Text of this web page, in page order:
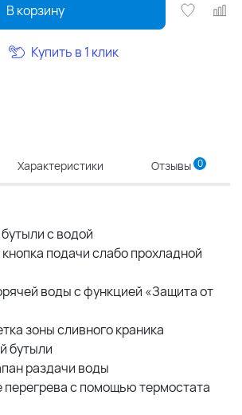
В корзину
Купить в 1 клик
Характеристики Отзывы 0
с водой
подачи слабо прохладной
воды с функцией «Защита от
зоны сливного краника
бутыли
раздачи воды
с помощью термостата